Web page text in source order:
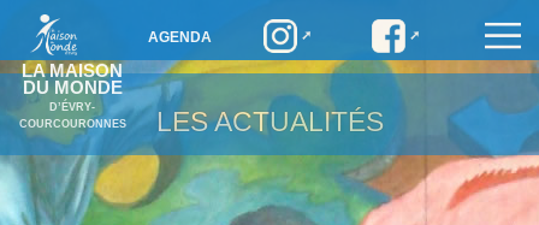
LA MAISON
DU MONDE
D’ÉVRY-
COURCOURONNES
AGENDA
LES ACTUALITÉS